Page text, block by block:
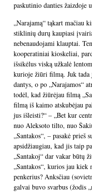
paskutinio danties žaizdoje
„Narajamą“ tąkart mačiau
stiklinių durų kaupiasi
nebenaudojami klauptai.
kooperatiniai kioskeliai,
išsikėlus viską užkalė
kurioje žiūri filmą. Juk tada
dantys, o po „Narajamos“
todėl, kad žiūrėjau filmą
filmą iš kaimo atskubėjau
jus išleisti?“ – „Bet kur
nuo Aleksoto tilto, nuo
„Santakos“, – pasakė prieš
apsidžiaugiau, kad jis taip
„Santakoj“ dar vakar būtų
„Santakos“, kurios jau
penkerius? Anksčiau
galvai buvo svarbus (žodis